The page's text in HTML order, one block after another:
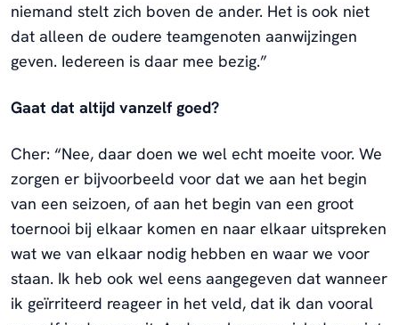
niemand stelt zich boven de ander. Het is ook niet
dat alleen de oudere teamgenoten aanwijzingen
geven. Iedereen is daar mee bezig.”
Gaat dat altijd vanzelf goed?
Cher: “Nee, daar doen we wel echt moeite voor. We
zorgen er bijvoorbeeld voor dat we aan het begin
van een seizoen, of aan het begin van een groot
toernooi bij elkaar komen en naar elkaar uitspreken
wat we van elkaar nodig hebben en waar we voor
staan. Ik heb ook wel eens aangegeven dat wanneer
ik geïrriteerd reageer in het veld, dat ik dan vooral